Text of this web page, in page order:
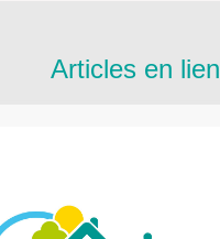
Articles en lien